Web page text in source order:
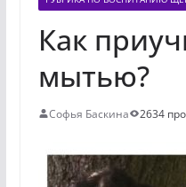
Как
мытью?
Софья Баскина 2634